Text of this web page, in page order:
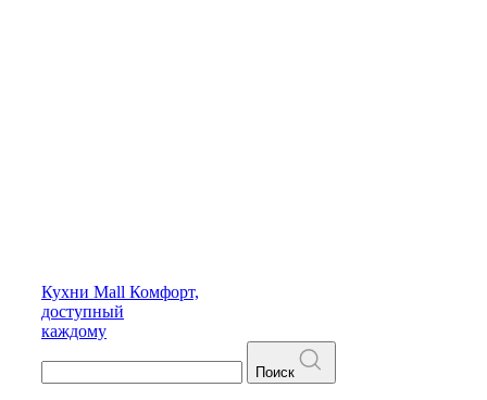
Кухни Mall Комфорт,
доступный
каждому
Поиск